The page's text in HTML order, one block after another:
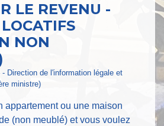
LE REVENU -
NON
Direction de l'information légale et
ministre)
appartement ou une maison
(non meublé) et vous voulez